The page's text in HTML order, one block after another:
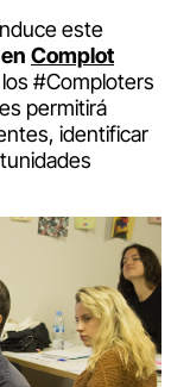
este
Complot
#Comploters
permitirá
identificar